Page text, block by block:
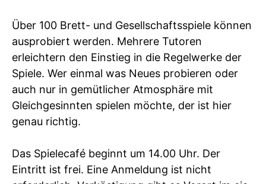
Über 100 Brett- und Gesellschaftsspiele können
ausprobiert werden. Mehrere Tutoren
erleichtern den Einstieg in die Regelwerke der
Spiele. Wer einmal was Neues probieren oder
auch nur in gemütlicher Atmosphäre mit
Gleichgesinnten spielen möchte, der ist hier
genau richtig.
Das Spielecafé beginnt um 14.00 Uhr. Der
Eintritt ist frei. Eine Anmeldung ist nicht